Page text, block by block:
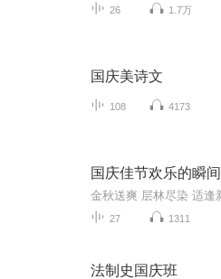
26 1.7万
国庆美诗文
108 4173
国庆佳节欢乐的瞬间
27 1311
法制史国庆班